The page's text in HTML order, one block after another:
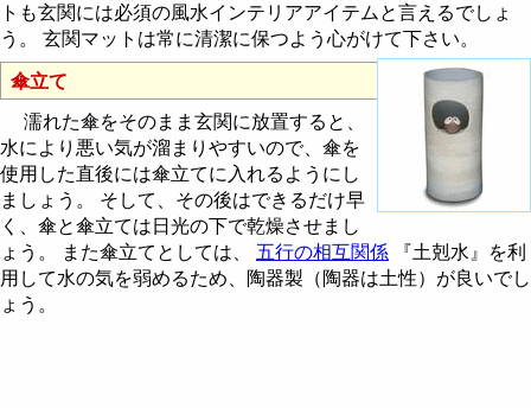
トも玄関には必須の風水インテリアアイテムと言えるでしょ
う。 玄関マットは常に清潔に保つよう心がけて下さい。
傘立て
濡れた傘をそのまま玄関に放置すると、
水により悪い気が溜まりやすいので、傘を
使用した直後には傘立てに入れるようにし
ましょう。 そして、その後はできるだけ早
く、傘と傘立ては日光の下で乾燥させまし
ょう。 また傘立てとしては、 五行の相互関係 『土剋水』を利
用して水の気を弱めるため、陶器製（陶器は土性）が良いでし
ょう。